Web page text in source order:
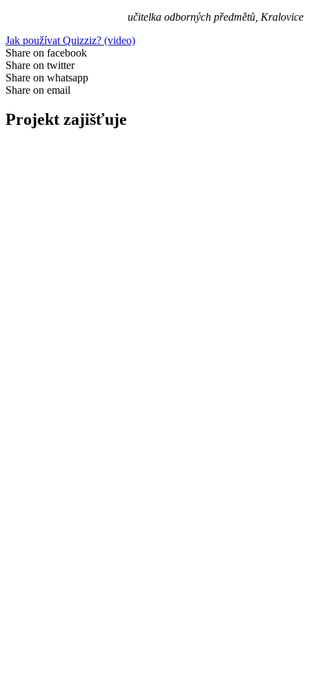
učitelka odborných předmětů, Kralovice
Jak používat Quizziz? (video)
Share on facebook
Share on twitter
Share on whatsapp
Share on email
Projekt zajišťuje